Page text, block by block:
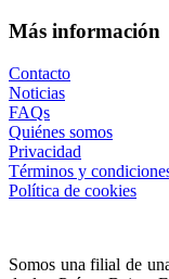
Más información
Contacto
Noticias
FAQs
Quiénes somos
Privacidad
Términos y
Política de cookies
Somos una filial de